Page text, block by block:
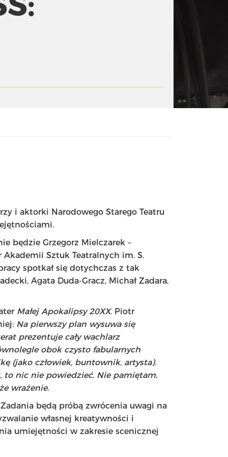
i aktorki Narodowego Starego Teatru
będzie Grzegorz Mielczarek –
Sztuk Teatralnych im. S.
spotkał się dotychczas z tak
Agata Duda-Gracz, Michał Zadara,
Małej Apokalipsy 20XX. Piotr
Na pierwszy plan wysuwa się
prezentuje cały wachlarz
obok czysto fabularnych
(jako człowiek, buntownik, artysta).
to nic nie powiedzieć. Nie pamiętam,
wrażenie.
będą próbą zwrócenia uwagi na
własnej kreatywności i
umiejętności w zakresie scenicznej